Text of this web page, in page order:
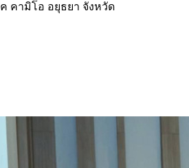
คามิโอ อยุธยา จังหวัด